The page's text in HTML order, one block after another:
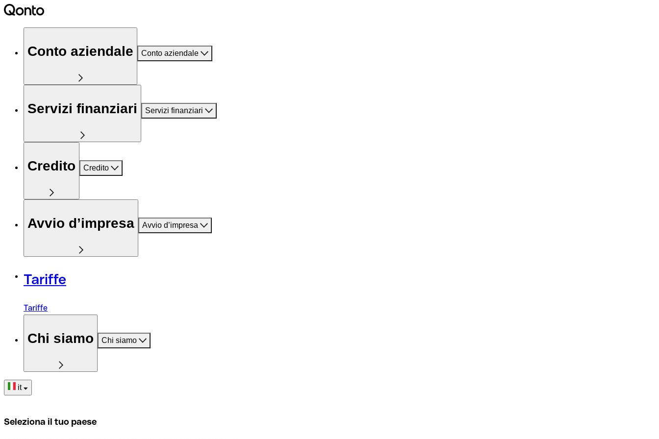
Conto aziendale Conto aziendale
Servizi finanziari Servizi finanziari
Credito Credito
Avvio d’impresa Avvio d’impresa
Tariffe
Tariffe
Chi siamo Chi siamo
it
Seleziona il tuo paese